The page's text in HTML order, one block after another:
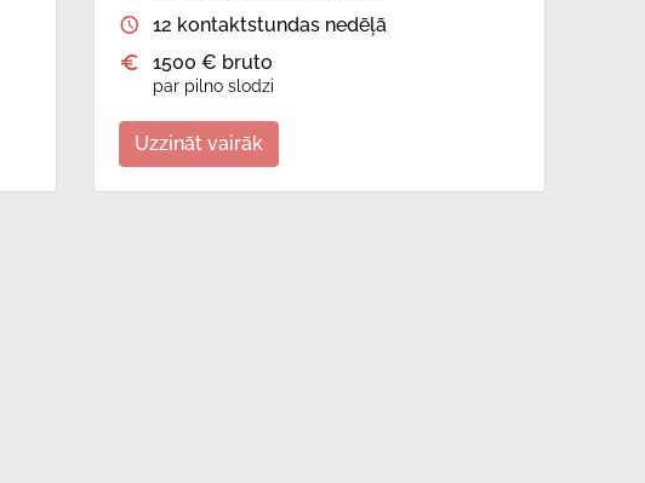
12 kontaktstundas nedēļā
1500 € bruto
par pilno slodzi
Uzzināt vairāk